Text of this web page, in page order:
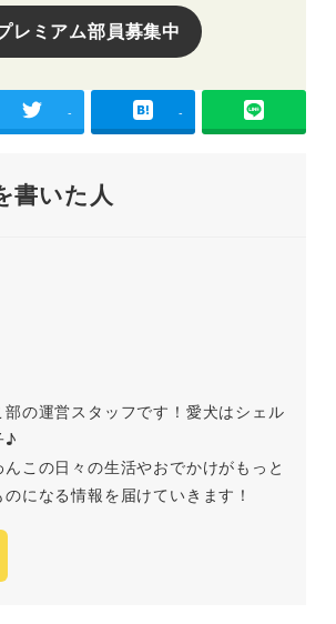
レミアム部員募集中
- -
書いた人
の運営スタッフです！愛犬はシェル
♪
この日々の生活やおでかけがもっと
になる情報を届けていきます！